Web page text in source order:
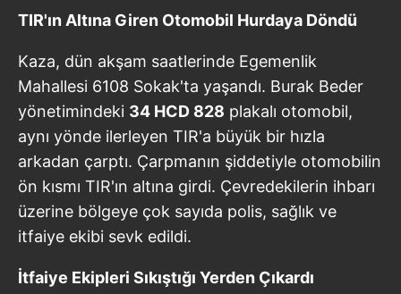
TIR'ın Altına Giren Otomobil Hurdaya Döndü
Kaza, dün akşam saatlerinde Egemenlik
Mahallesi 6108 Sokak'ta yaşandı. Burak Beder
yönetimindeki 34 HCD 828 plakalı otomobil,
aynı yönde ilerleyen TIR'a büyük bir hızla
arkadan çarptı. Çarpmanın şiddetiyle otomobilin
ön kısmı TIR'ın altına girdi. Çevredekilerin ihbarı
üzerine bölgeye çok sayıda polis, sağlık ve
itfaiye ekibi sevk edildi.
İtfaiye Ekipleri Sıkıştığı Yerden Çıkardı